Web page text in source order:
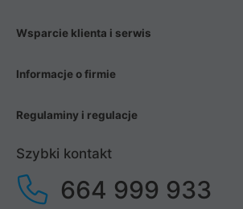
Wsparcie klienta i serwis
Informacje o firmie
Regulaminy i regulacje
Szybki kontakt
664 999 933